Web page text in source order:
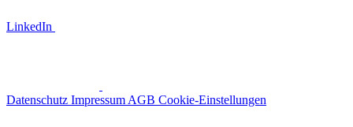
LinkedIn
Datenschutz Impressum AGB Cookie-Einstellungen